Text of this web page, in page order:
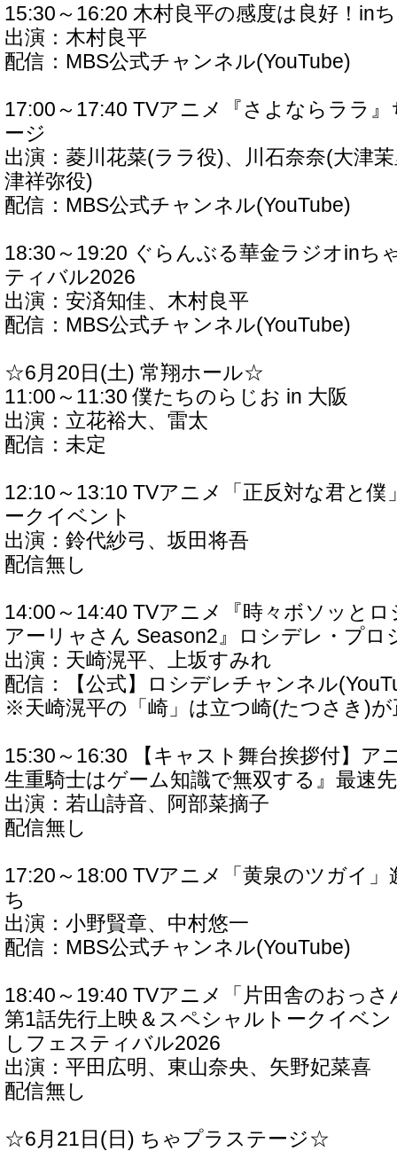
15:30～16:20 木村良平の感度は良好！in
出演：木村良平
配信：MBS公式チャンネル(YouTube)
17:00～17:40 TVアニメ『さよならララ
ージ
出演：菱川花菜(ララ役)、川石奈奈(大津
津祥弥役)
配信：MBS公式チャンネル(YouTube)
18:30～19:20 ぐらんぶる華金ラジオinち
ティバル2026
出演：安済知佳、木村良平
配信：MBS公式チャンネル(YouTube)
☆6月20日(土) 常翔ホール☆
11:00～11:30 僕たちのらじお in 大阪
出演：立花裕大、雷太
配信：未定
12:10～13:10 TVアニメ「正反対な君と僕
ークイベント
出演：鈴代紗弓、坂田将吾
配信無し
14:00～14:40 TVアニメ『時々ボソッと
アーリャさん Season2』ロシデレ・プロ
出演：天崎滉平、上坂すみれ
配信：【公式】ロシデレチャンネル
※天崎滉平の「崎」は立つ崎(たつさき)が
15:30～16:30 【キャスト舞台挨拶付】ア
生重騎士はゲーム知識で無双する』最速
出演：若山詩音、阿部菜摘子
配信無し
17:20～18:00 TVアニメ「黄泉のツガイ
ち
出演：小野賢章、中村悠一
配信：MBS公式チャンネル(YouTube)
18:40～19:40 TVアニメ「片田舎のおっ
第1話先行上映＆スペシャルトークイベ
しフェスティバル2026
出演：平田広明、東山奈央、矢野妃菜喜
配信無し
☆6月21日(日) ちゃプラステージ☆